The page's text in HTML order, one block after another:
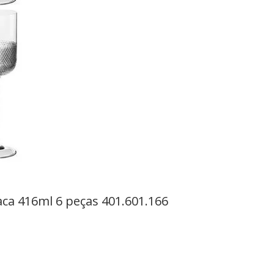
416ml 6 peças 401.601.166